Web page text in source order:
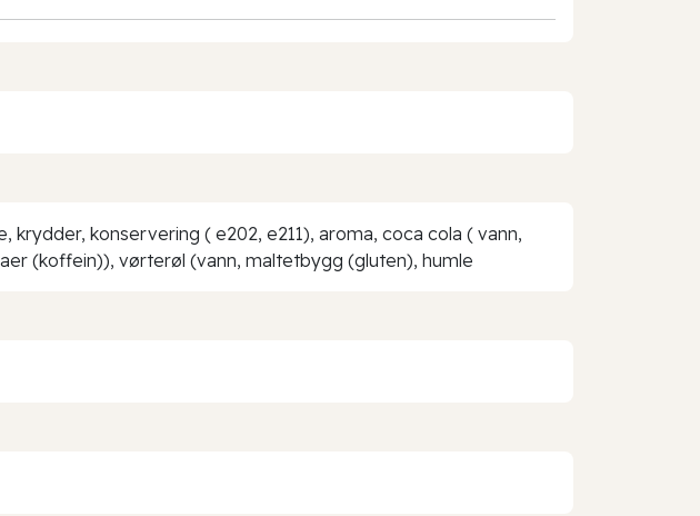
krydder, konservering ( e202, e211), aroma, coca cola ( vann,
(koffein)), vørterøl (vann, maltetbygg (gluten), humle